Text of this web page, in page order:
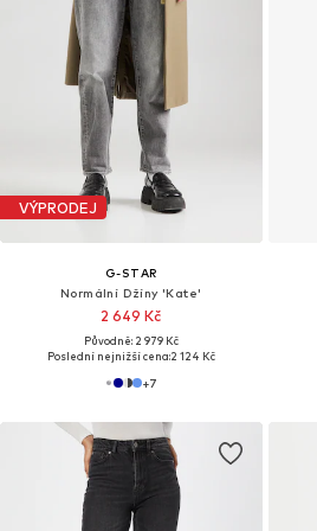
VÝPRODEJ
G-STAR
Normální Džíny 'Kate'
2 649 Kč
Původně: 2 979 Kč
Poslední nejnižší cena:2 124 Kč
+7